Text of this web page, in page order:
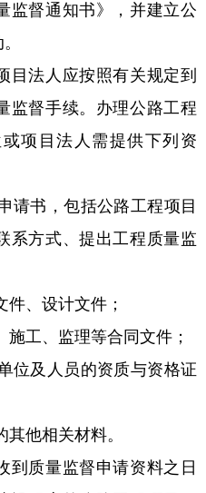
监督通知书》，并建立公
法人应按照有关规定到
监督手续。办理公路工程
项目法人需提供下列资
书，包括公路工程项目
系方式、提出工程质量监
、设计文件；
工、监理等合同文件；
及人员的资质与资格证
他相关材料。
质量监督申请资料之日